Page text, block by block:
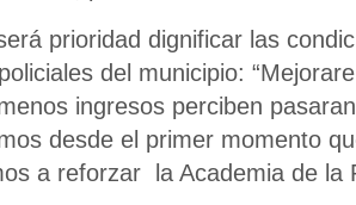
prioridad dignificar las
del municipio:
ingresos perciben
desde el primer momento
a reforzar la Academia de la